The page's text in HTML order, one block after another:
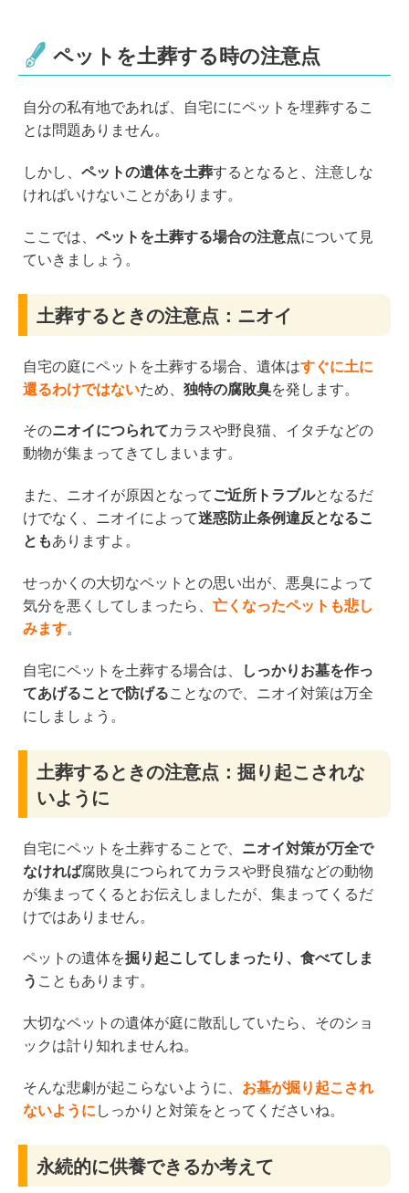
ペットを土葬する時の注意点
自分の私有地であれば、自宅ににペットを埋葬するこ
とは問題ありません。
しかし、 ペットの遺体を土葬するとなると、注意しな
ければいけないことがあります。
ここでは、 ペットを土葬する場合の注意点について見
ていきましょう。
土葬するときの注意点：ニオイ
自宅の庭にペットを土葬する場合、遺体はすぐに土に
還るわけではないため、 独特の腐敗臭を発します。
そのニオイにつられてカラスや野良猫、イタチなどの
動物が集まってきてしまいます。
また、ニオイが原因となって ご近所トラブルとなるだ
けでなく、ニオイによって迷惑防止条例違反となるこ
ともありますよ。
せっかくの大切なペットとの思い出が、悪臭によって
気分を悪くしてしまったら、 亡くなったペットも悲し
みます。
自宅にペットを土葬する場合は、
しっかりお墓を作っ
てあげることで防げることなので、ニオイ対策は万全
にしましょう。
土葬するときの注意点：掘り起こされな
いように
自宅にペットを土葬することで、 ニオイ対策が万全で
なければ腐敗臭につられてカラスや野良猫などの動物
が集まってくるとお伝えしましたが、集まってくるだ
けではありません。
ペットの遺体を掘り起こしてしまったり、食べてしま
う こともあります。
大切なペットの遺体が庭に散乱していたら、そのショ
ックは計り知れませんね。
そんな悲劇が起こらないように、 お墓が掘り起こされ
ないように しっかりと対策をとってくださいね。
永続的に供養できるか考えて